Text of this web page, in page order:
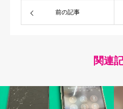
前の記事
関連